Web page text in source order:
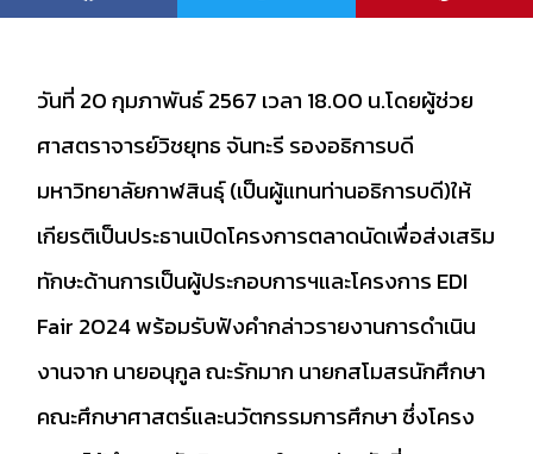
วันที่ 20 กุมภาพันธ์ 2567 เวลา 18.00 น.โดยผู้ช่วย
ศาสตราจารย์วิชยุทธ จันทะรี รองอธิการบดี
มหาวิทยาลัยกาฬสินธุ์ (เป็นผู้แทนท่านอธิการบดี)ให้
เกียรติเป็นประธานเปิดโครงการตลาดนัดเพื่อส่งเสริม
ทักษะด้านการเป็นผู้ประกอบการฯและโครงการ EDI
Fair 2024 พร้อมรับฟังคำกล่าวรายงานการดำเนิน
งานจาก นายอนุกูล ณะรักมาก นายกสโมสรนักศึกษา
คณะศึกษาศาสตร์และนวัตกรรมการศึกษา ซึ่งโครง